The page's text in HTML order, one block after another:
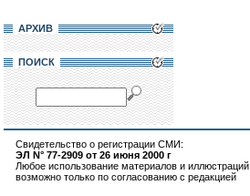
АРХИВ
ПОИСК
Свидетельство о регистрации СМИ:
ЭЛ N° 77-2909 от 26 июня 2000 г
Любое использование материалов и иллюстраций
возможно только по согласованию с редакцией